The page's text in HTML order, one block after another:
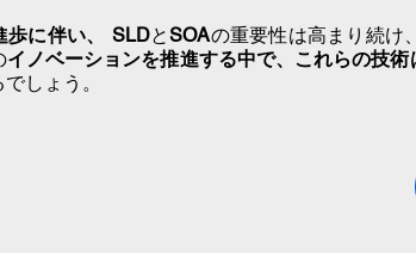
歩に伴い、 SLDとSOAの重要性は高まり続け、
イノベーションを推進する中で、これらの技
しょう。